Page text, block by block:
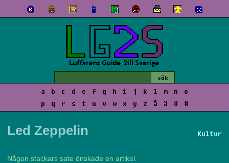
a b c d e f g h i j k l m n
o
p
q r s t u v w x y z å ä ö #
Kultur
Led Zeppelin
Någon stackars sate önskade en artikel.